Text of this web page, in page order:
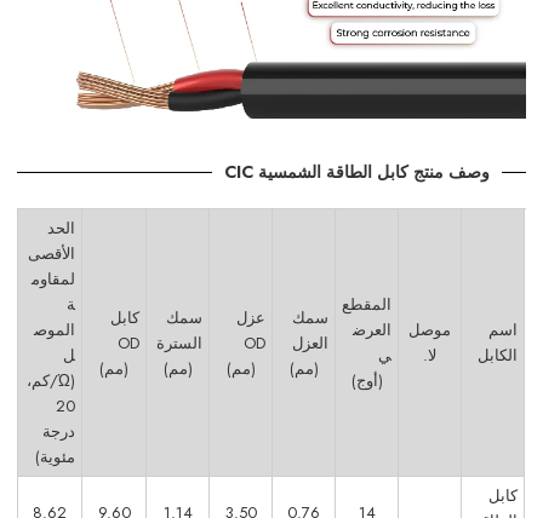
وصف منتج كابل الطاقة الشمسية CIC
اسم
الكابل
موصل
لا.
المقطع
العرض
ي
(أوج)
سمك
العزل
(مم)
عزل
OD
(مم)
سمك
السترة
(مم)
كابل
OD
(مم)
الحد
الأقصى
لمقاوم
ة
الموص
ل
(Ώ/كم،
20
درجة
مئوية)
كابل
14
0.76
3.50
1.14
9.60
8.62